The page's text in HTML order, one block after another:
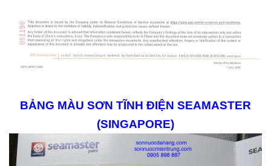
BẢNG MÀU SƠN TĨNH ĐIỆN SEAMASTER
(SINGAPORE)